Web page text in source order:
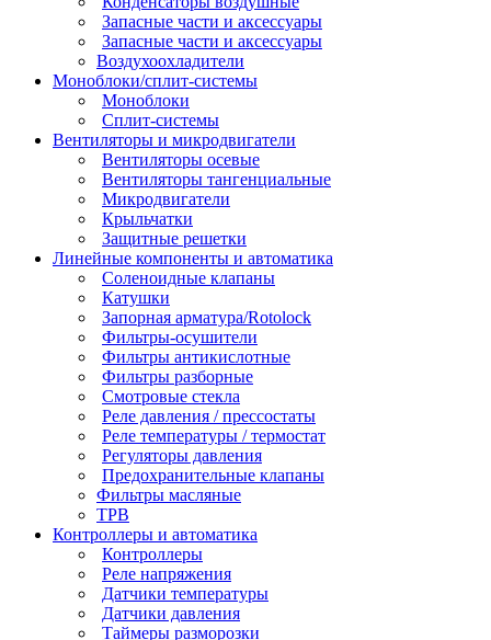
Запасные части и аксессуары
Запасные части и аксессуары
Воздухоохладители
Моноблоки/сплит-системы
Моноблоки
Сплит-системы
Вентиляторы и микродвигатели
Вентиляторы осевые
Вентиляторы тангенциальные
Микродвигатели
Крыльчатки
Защитные решетки
Линейные компоненты и автоматика
Соленоидные клапаны
Катушки
Запорная арматура/Rotolock
Фильтры-осушители
Фильтры антикислотные
Фильтры разборные
Смотровые стекла
Реле давления / прессостаты
Реле температуры / термостат
Регуляторы давления
Предохранительные клапаны
Фильтры масляные
ТРВ
Контроллеры и автоматика
Контроллеры
Реле напряжения
Датчики температуры
Датчики давления
Таймеры разморозки